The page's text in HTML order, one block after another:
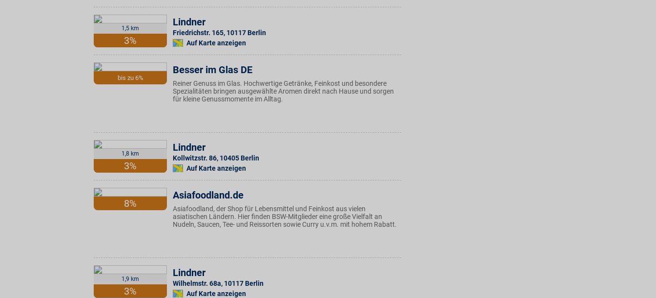
1,5 km
3%
Lindner
Friedrichstr. 165, 10117 Berlin
Auf Karte anzeigen
bis zu 6%
Besser im Glas DE
Reiner Genuss im Glas. Hochwertige Getränke, Feinkost und besondere
Spezialitäten bringen ausgewählte Aromen direkt nach Hause und sorgen
für kleine Genussmomente im Alltag.
1,8 km
3%
Lindner
Kollwitzstr. 86, 10405 Berlin
Auf Karte anzeigen
8%
Asiafoodland.de
Asiafoodland, der Shop für Lebensmittel und Feinkost aus vielen
asiatischen Ländern. Hier finden BSW-Mitglieder eine große Vielfalt an
Nudeln, Saucen, Tee- und Reissorten sowie Curry u.v.m. mit hohem Rabatt.
1,9 km
3%
Lindner
Wilhelmstr. 68a, 10117 Berlin
Auf Karte anzeigen